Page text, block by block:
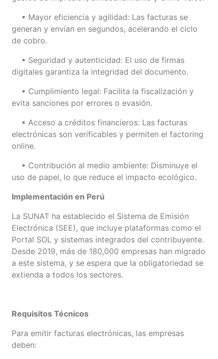
• Mayor eficiencia y agilidad: Las facturas se
generan y envían en segundos, acelerando el ciclo
de cobro.
• Seguridad y autenticidad: El uso de firmas
digitales garantiza la integridad del documento.
• Cumplimiento legal: Facilita la fiscalización y
evita sanciones por errores o evasión.
• Acceso a créditos financieros: Las facturas
electrónicas son verificables y permiten el factoring
online.
• Contribución al medio ambiente: Disminuye el
uso de papel, lo que reduce el impacto ecológico.
Implementación en Perú
La SUNAT ha establecido el Sistema de Emisión
Electrónica (SEE), que incluye plataformas como el
Portal SOL y sistemas integrados del contribuyente.
Desde 2019, más de 180,000 empresas han migrado
a este sistema, y se espera que la obligatoriedad se
extienda a todos los sectores.
Requisitos Técnicos
Para emitir facturas electrónicas, las empresas
deben: